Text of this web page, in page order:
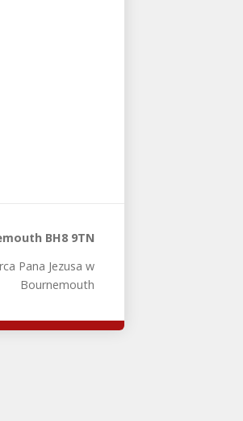
BH8 9TN
Pana Jezusa w
Bournemouth